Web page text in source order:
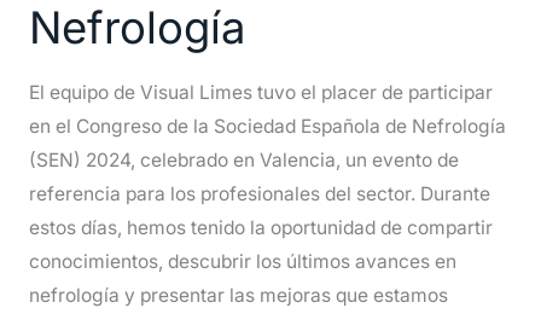
Nefrología
El equipo de Visual Limes tuvo el placer de participar
en el Congreso de la Sociedad Española de Nefrología
(SEN) 2024, celebrado en Valencia, un evento de
referencia para los profesionales del sector. Durante
estos días, hemos tenido la oportunidad de compartir
conocimientos, descubrir los últimos avances en
nefrología y presentar las mejoras que estamos
2024:
Innovación
y
Compromiso
con
la
Nefrología